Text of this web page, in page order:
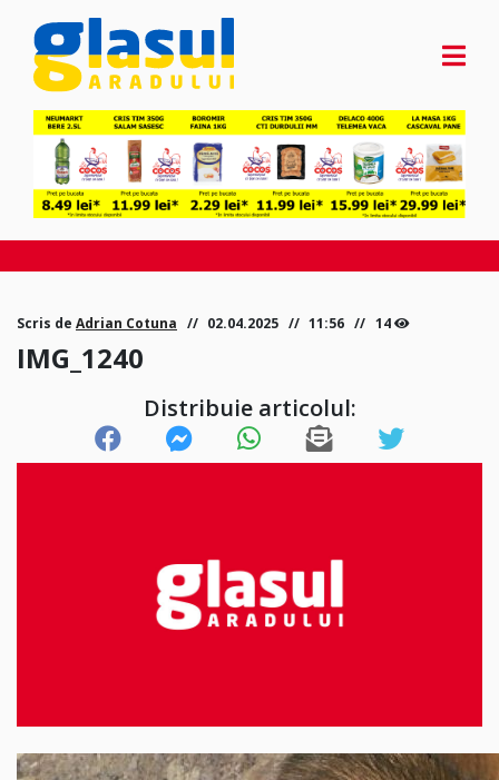
Scris de Adrian Cotuna 02.04.2025 11:56 14
IMG_1240
Distribuie articolul: